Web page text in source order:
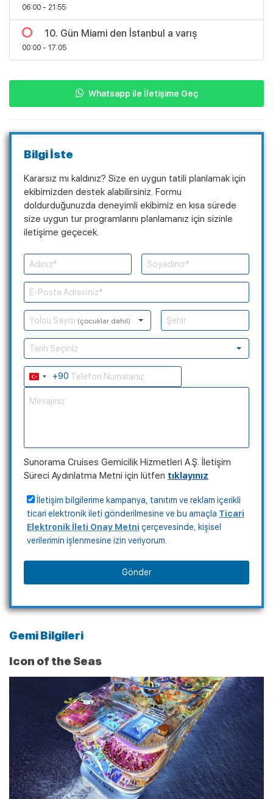
06:00 - 21:55
10. Gün Miami den İstanbul a varış
00:00 - 17:05
Whatsapp ile İletişime Geç
Bilgi İste
Kararsız mı kaldınız? Size en uygun tatili planlamak için
ekibimizden destek alabilirsiniz. Formu
doldurduğunuzda deneyimli ekibimiz en kısa sürede
size uygun tur programlarını planlamanız için sizinle
iletişime geçecek.
Yolcu Sayısı (çocuklar dahil)
Tarih Seçiniz
Turkey+90
Sunorama Cruises Gemicilik Hizmetleri A.Ş. İletişim
Süreci Aydınlatma Metni için lütfen tıklayınız
İletişim bilgilerime kampanya, tanıtım ve reklam içerikli
ticari elektronik ileti gönderilmesine ve bu amaçla Ticari
Elektronik İleti Onay Metni çerçevesinde, kişisel
verilerimin işlenmesine izin veriyorum.
Gönder
Gemi Bilgileri
Icon of the Seas